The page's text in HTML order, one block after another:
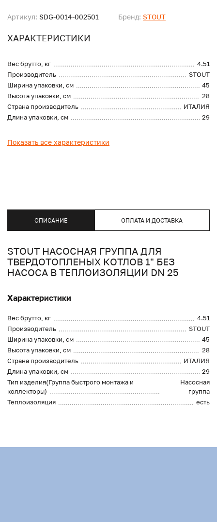
Артикул: SDG-0014-002501 Бренд: STOUT
ХАРАКТЕРИСТИКИ
Вес брутто, кг
4.51
Производитель
STOUT
Ширина упаковки, см
45
Высота упаковки, см
28
Страна производитель
ИТАЛИЯ
Длина упаковки, см
29
Показать все характеристики
ОПИСАНИЕ ОПЛАТА И ДОСТАВКА
STOUT НАСОСНАЯ ГРУППА ДЛЯ
ТВЕРДОТОПЛЕНЫХ КОТЛОВ 1" БЕЗ
НАСОСА В ТЕПЛОИЗОЛЯЦИИ DN 25
Характеристики
Вес брутто, кг
4.51
Производитель
STOUT
Ширина упаковки, см
45
Высота упаковки, см
28
Страна производитель
ИТАЛИЯ
Длина упаковки, см
29
Тип изделия(Группа быстрого монтажа и
коллекторы)
Насосная
группа
Теплоизоляция
есть